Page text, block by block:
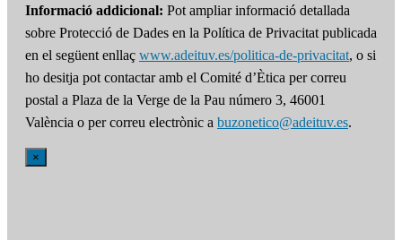
Informació addicional: Pot ampliar informació detallada
sobre Protecció de Dades en la Política de Privacitat publicada
en el següent enllaç www.adeituv.es/politica-de-privacitat, o si
ho desitja pot contactar amb el Comité d’Ètica per correu
postal a Plaza de la Verge de la Pau número 3, 46001
València o per correu electrònic a buzonetico@adeituv.es.
×